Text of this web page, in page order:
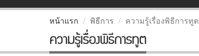
หน้าแรก พิธีการ ความรู้เรื่องพิธีการทูต
ความรู้เรื่องพิธีการทูต